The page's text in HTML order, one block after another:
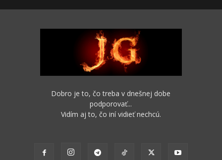
Dobro je to, čo treba v dnešnej dobe
podporovať...
Vidím aj to, čo iní vidieť nechcú.